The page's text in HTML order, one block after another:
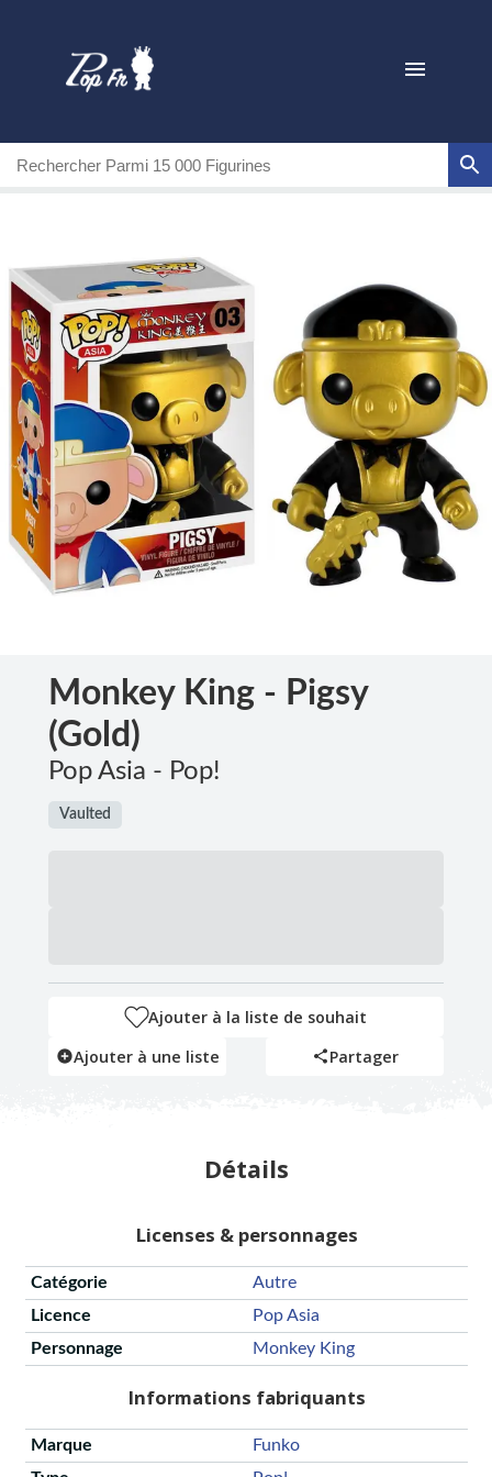
Monkey King - Pigsy
(Gold)
Pop Asia - Pop!
Vaulted
Ajouter à la liste de souhait
Ajouter à une liste
Partager
Détails
Licenses & personnages
Catégorie
Autre
Licence
Pop Asia
Personnage
Monkey King
Informations fabriquants
Marque
Funko